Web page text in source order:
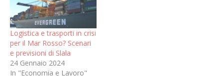
Logistica e trasporti in crisi
per il Mar Rosso? Scenari
e previsioni di Slala
24 Gennaio 2024
In "Economia e Lavoro"